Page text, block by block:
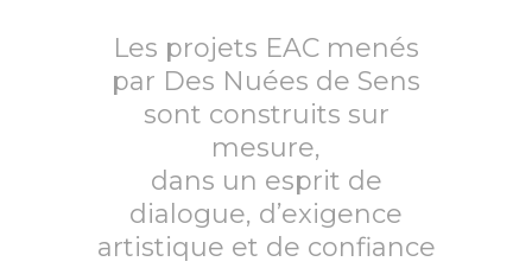
Les projets EAC menés
par Des Nuées de Sens
sont construits sur
mesure,
dans un esprit de
dialogue, d’exigence
artistique et de confiance